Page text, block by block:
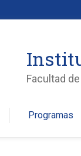
Facultad
Programas